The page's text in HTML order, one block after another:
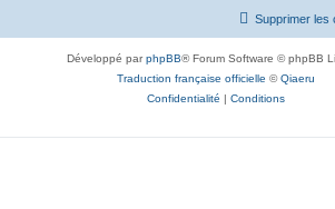
Supprimer les
Développé parphpBB® Forum Software © phpBB
Traduction française officielle ©Qiaeru
Confidentialité | Conditions